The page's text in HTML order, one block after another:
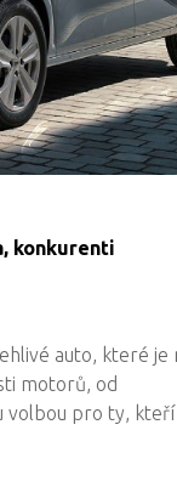
konkurenti
auto, které je
motorů, od
volbou pro ty, kteří